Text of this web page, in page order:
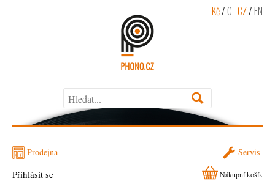
Kč/€ CZ/EN
Prodejna Servis
Přihlásit se Nákupní košík